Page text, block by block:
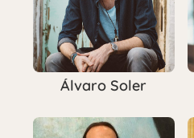
Álvaro Soler